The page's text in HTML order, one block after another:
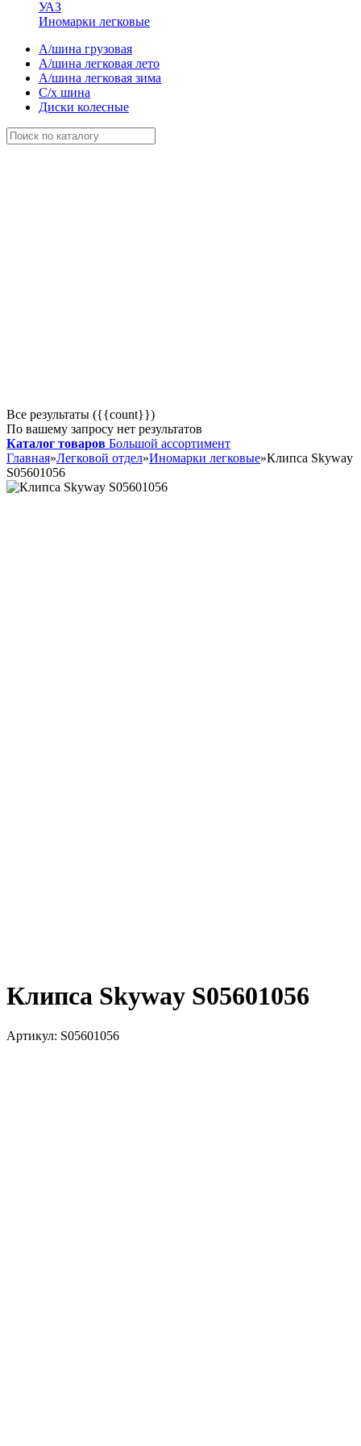
УАЗ
Иномарки легковые
А/шина грузовая
А/шина легковая лето
А/шина легковая зима
С/х шина
Диски колесные
Все результаты ({{count}})
По вашему запросу нет результатов
Каталог товаров Большой ассортимент
Главная»Легковой отдел»Иномарки легковые»Клипса Skyway
S05601056
Клипса Skyway S05601056
Артикул: S05601056